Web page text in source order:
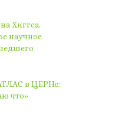
Хиггса.
научное
в ЦЕРНе:
что»